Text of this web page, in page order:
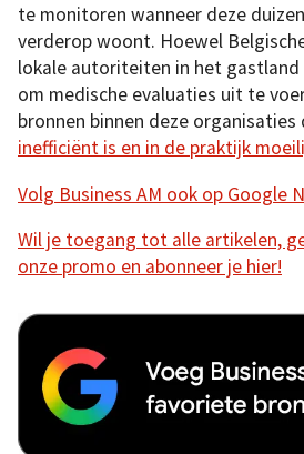
te monitoren wanneer deze
verderop woont. Hoewel
lokale autoriteiten in het gastland
om medische evaluaties uit te
bronnen binnen deze organisaties
inefficiënt is en in de praktijk
Volg Business AM ook op Google
Wil je toegang tot alle artikelen,
onze promo en abonneer je hier!